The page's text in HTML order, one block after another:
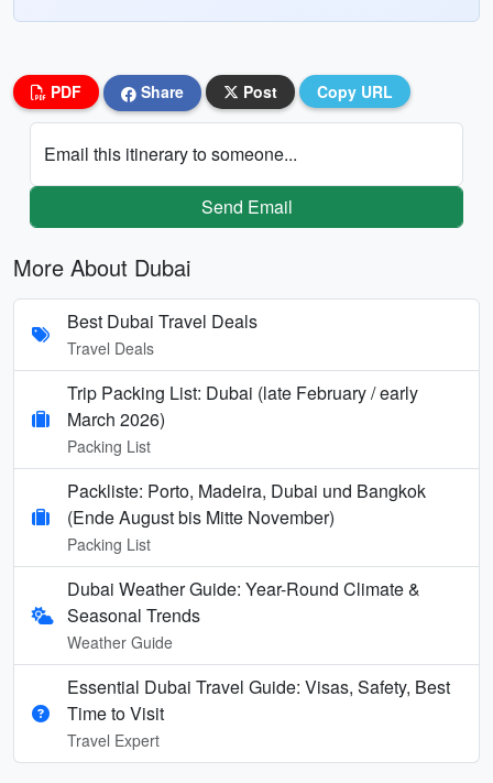
PDF Share Post Copy URL
Email this itinerary to someone...
Send Email
More About Dubai
Best Dubai Travel Deals
Travel Deals
Trip Packing List: Dubai (late February / early
March 2026)
Packing List
Packliste: Porto, Madeira, Dubai und Bangkok
(Ende August bis Mitte November)
Packing List
Dubai Weather Guide: Year-Round Climate &
Seasonal Trends
Weather Guide
Essential Dubai Travel Guide: Visas, Safety, Best
Time to Visit
Travel Expert